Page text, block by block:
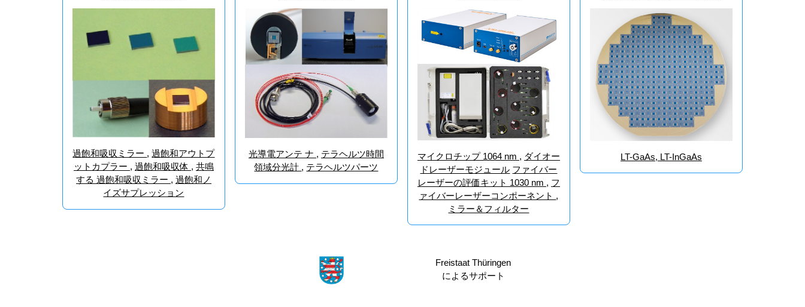
過飽和吸収ミラー ,過飽和アウトプ
ットカプラー , 過飽和吸収体 , 共鳴
する 過飽和吸収ミラー , 過飽和ノ
イズサプレッション
光導電アンテ ナ , テラヘルツ時間
領域分光計 , テラヘルツパーツ
マイクロチップ 1064 nm , ダイオー
ドレーザーモジュール ファイバー
レーザーの評価キット 1030 nm , フ
ァイバーレーザーコンポーネント ,
ミラー＆フィルター
LT-GaAs, LT-InGaAs
Freistaat Thüringen
によるサポート